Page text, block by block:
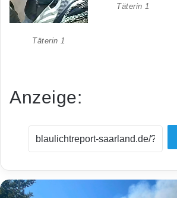
Täterin 1
Täterin 1
Anzeige: